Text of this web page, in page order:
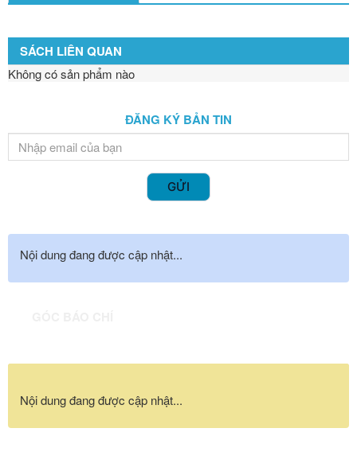
SÁCH LIÊN QUAN
Không có sản phẩm nào
ĐĂNG KÝ BẢN TIN
GỬI
Nội dung đang được cập nhật...
Nội dung đang được cập nhật...